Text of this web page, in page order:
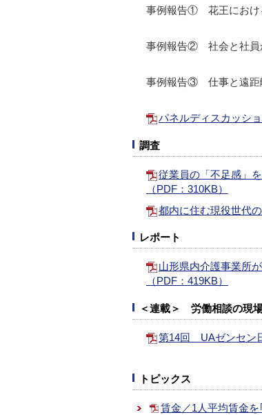
事例報告① 花王におけ
事例報告② 社会と社員
事例報告③ 仕事と遠距
パネルディスカッシ
調査
従業員の「不足感」
（PDF：310KB）
都内に住む現役世代
レポート
山形県内介護事業所
（PDF：419KB）
＜連載＞ 労働相談の現
第14回 UAゼンセン
トピックス
賃金／1人平均賃金